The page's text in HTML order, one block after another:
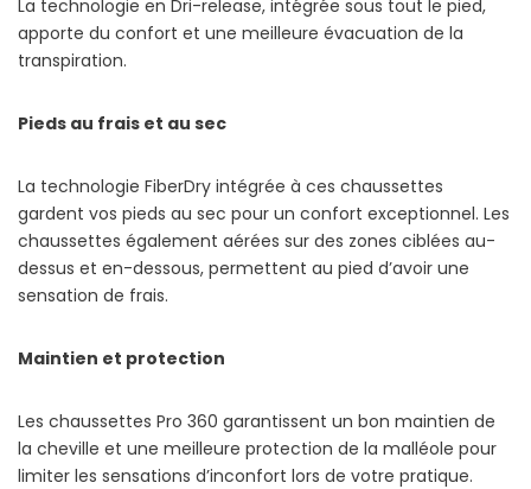
La technologie en Dri-release, intégrée sous tout le pied,
apporte du confort et une meilleure évacuation de la
transpiration.
Pieds au frais et au sec
La technologie FiberDry intégrée à ces chaussettes
gardent vos pieds au sec pour un confort exceptionnel. Les
chaussettes également aérées sur des zones ciblées au-
dessus et en-dessous, permettent au pied d’avoir une
sensation de frais.
Maintien et protection
Les chaussettes Pro 360 garantissent un bon maintien de
la cheville et une meilleure protection de la malléole pour
limiter les sensations d’inconfort lors de votre pratique.